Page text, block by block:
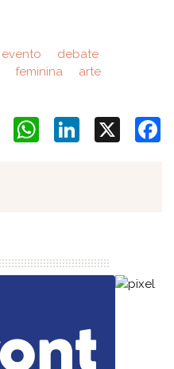
evento
debate
feminina
arte
LinkedIn
WhatsApp